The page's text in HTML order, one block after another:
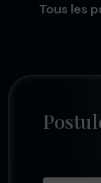
Tous les